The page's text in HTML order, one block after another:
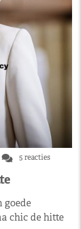
5 reacties
goede
chic de hitte